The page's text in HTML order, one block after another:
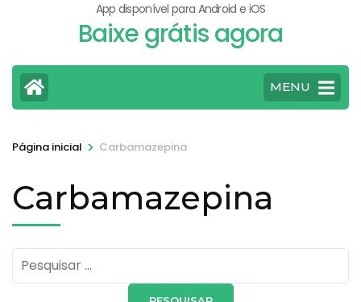
App disponível para Android e iOS
Baixe grátis agora
MENU
Página inicial > Carbamazepina
Carbamazepina
Pesquisar
por: